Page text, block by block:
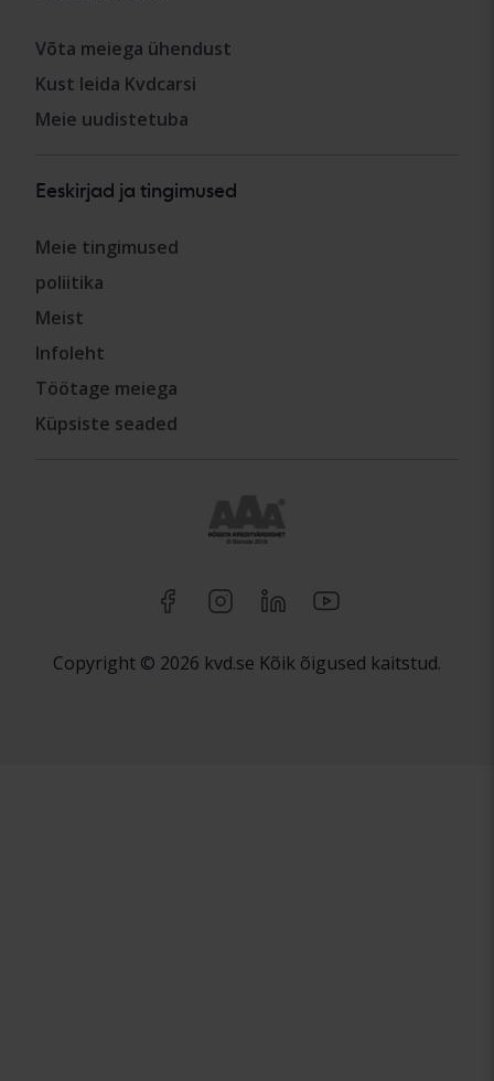
Võta meiega ühendust
Kust leida Kvdcarsi
Meie uudistetuba
Eeskirjad ja tingimused
Meie tingimused
poliitika
Meist
Infoleht
Töötage meiega
Küpsiste seaded
Copyright © 2026 kvd.se Kõik õigused kaitstud.